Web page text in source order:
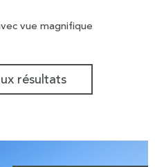
vue magnifique
résultats